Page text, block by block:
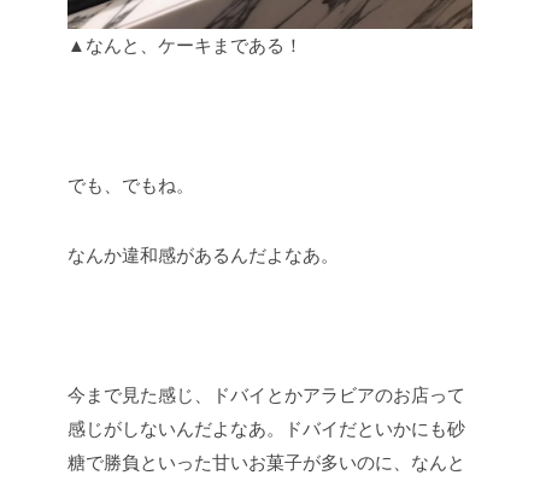
▲なんと、ケーキまである！
でも、でもね。
なんか違和感があるんだよなあ。
今まで見た感じ、ドバイとかアラビアのお店って
感じがしないんだよなあ。ドバイだといかにも砂
糖で勝負といった甘いお菓子が多いのに、なんと